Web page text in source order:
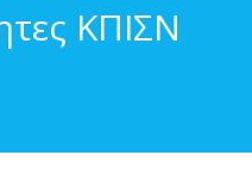
ΚΠΙΣΝ